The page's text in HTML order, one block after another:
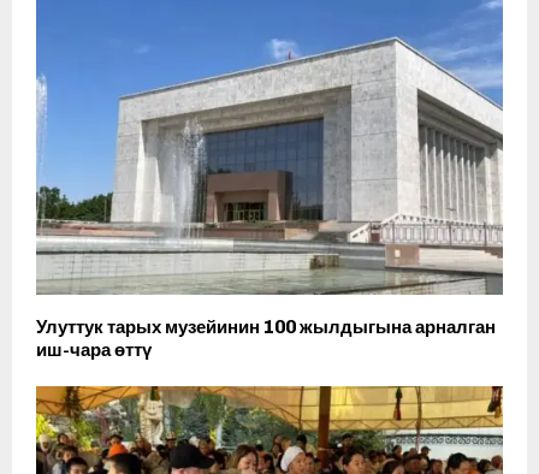
Улуттук тарых музейинин 100 жылдыгына арналган
иш-чара өттү